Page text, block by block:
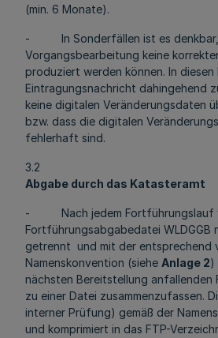
(min. 6 Monate).
- In Sonderfällen ist es denkbar,
Vorgangsbearbeitung keine
produziert werden können. In diesen
Eintragungsnachricht dahingehend
keine digitalen Veränderungsdaten
bzw. dass die digitalen
fehlerhaft sind.
3.2
Abgabe durch das Katasteramt
- Nach jedem Fortführungslauf
Fortführungsabgabedatei WLDGGB
getrennt und mit der entsprechend
Namenskonvention (siehe Anlage 2)
nächsten Bereitstellung anfallenden
zu einer Datei zusammenzufassen.
interner Prüfung) gemäß der
und komprimiert in das FTP-